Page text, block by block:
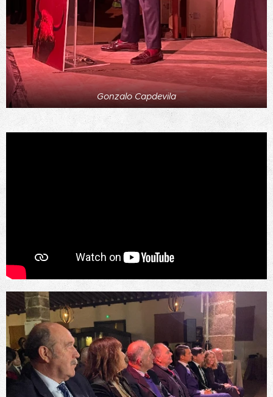
Gonzalo Capdevila